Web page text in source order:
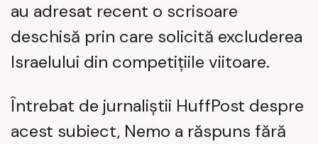
au adresat recent o scrisoare
deschisă prin care solicită excluderea
Israelului din competițiile viitoare.
Întrebat de jurnaliștii HuffPost despre
acest subiect, Nemo a răspuns fără